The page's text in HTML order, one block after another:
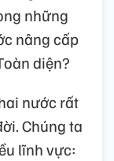
những
nâng cấp
diện?
nước rất
Chúng ta
lĩnh vực: